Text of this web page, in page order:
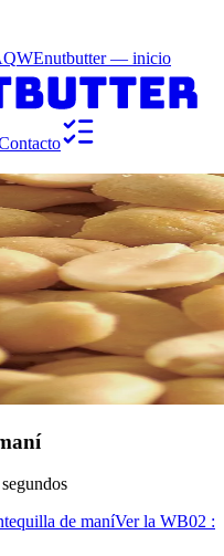
WEnutbutter — inicio
de maníVer la WB02 :